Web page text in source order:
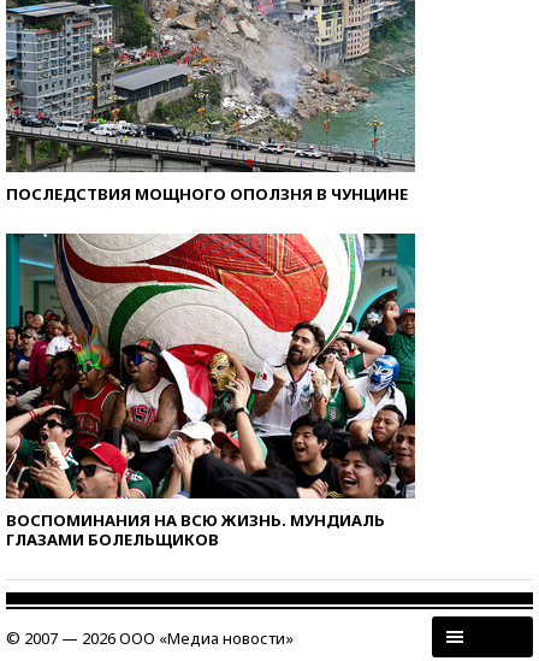
ПОСЛЕДСТВИЯ МОЩНОГО ОПОЛЗНЯ В ЧУНЦИНЕ
ВОСПОМИНАНИЯ НА ВСЮ ЖИЗНЬ. МУНДИАЛЬ
ГЛАЗАМИ БОЛЕЛЬЩИКОВ
© 2007 — 2026 ООО «Медиа новости»